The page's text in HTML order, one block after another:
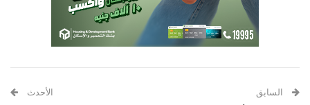
السابق الأحدث